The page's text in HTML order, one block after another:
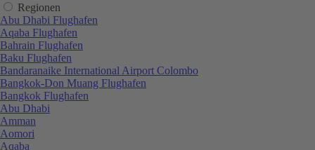
Regionen
Abu Dhabi Flughafen
Aqaba Flughafen
Bahrain Flughafen
Baku Flughafen
Bandaranaike International Airport Colombo
Bangkok-Don Muang Flughafen
Bangkok Flughafen
Abu Dhabi
Amman
Aomori
Aqaba